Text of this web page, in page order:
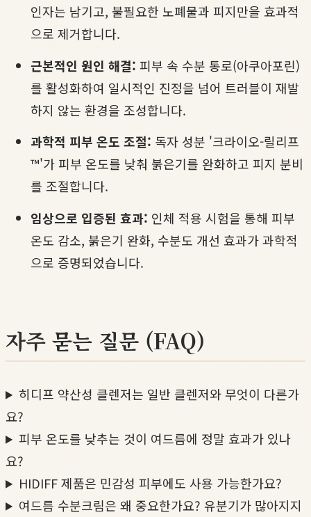
인자는 남기고, 불필요한 노폐물과 피지만을 효과적
으로 제거합니다.
근본적인 원인 해결: 피부 속 수분 통로(아쿠아포린)
를 활성화하여 일시적인 진정을 넘어 트러블이 재발
하지 않는 환경을 조성합니다.
과학적 피부 온도 조절: 독자 성분 '크라이오-릴리프
™'가 피부 온도를 낮춰 붉은기를 완화하고 피지 분비
를 조절합니다.
임상으로 입증된 효과: 인체 적용 시험을 통해 피부
온도 감소, 붉은기 완화, 수분도 개선 효과가 과학적
으로 증명되었습니다.
자주 묻는 질문 (FAQ)
히디프 약산성 클렌저는 일반 클렌저와 무엇이 다른가
요?
피부 온도를 낮추는 것이 여드름에 정말 효과가 있나
요?
HIDIFF 제품은 민감성 피부에도 사용 가능한가요?
여드름 수분크림은 왜 중요한가요? 유분기가 많아지지